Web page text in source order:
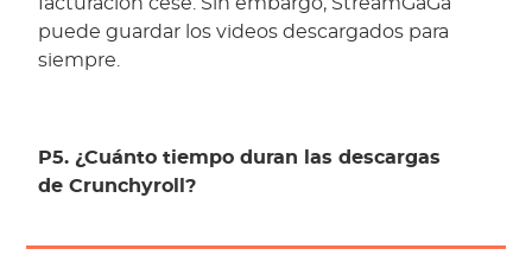
facturación cese. Sin embargo, StreamGaGa
puede guardar los videos descargados para
siempre.
P5. ¿Cuánto tiempo duran las descargas
de Crunchyroll?